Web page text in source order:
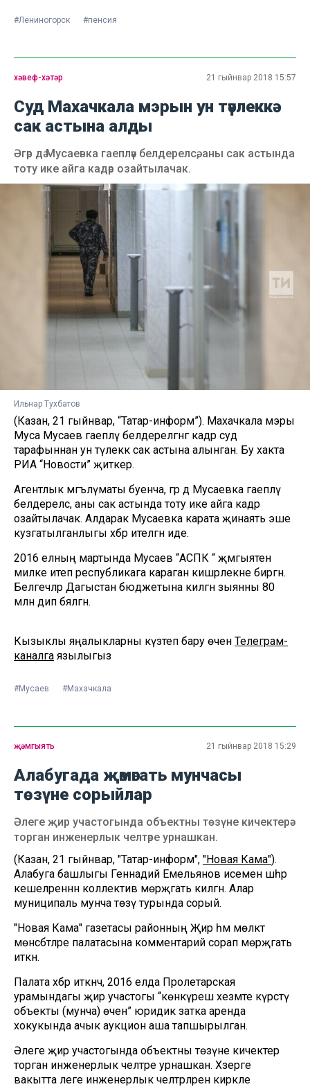
#Лениногорск #пенсия
хәвеф-хәтәр 21 гыйнвар 2018 15:57
Суд Махачкала мэрын ун тәүлеккә
сак астына алды
Әгәр дә Мусаевка гаепләү белдерелсә, аны сак астында
тоту ике айга кадәр озайтылачак.
Ильнар Тухбатов
(Казан, 21 гыйнвар, “Татар-информ”). Махачкала мэры
Муса Мусаев гаепләү белдерелгәнгә кадәр суд
тарафыннан ун тәүлеккә сак астына алынган. Бу хакта
РИА “Новости” җиткерә.
Агентлык мәгълүматы буенча, әгәр дә Мусаевка гаепләү
белдерелсә, аны сак астында тоту ике айга кадәр
озайтылачак. Алдарак Мусаевка карата җинаять эше
кузгатылганлыгы хәбәр ителгән иде.
2016 елның мартында Мусаев “АСПК “ җәмгыятенә
милке итеп республикага караган кишәрлекне биргән.
Белгечләр Дагыстан бюджетына килгән зыянны 80
млн дип бәяләгән.
Кызыклы яңалыкларны күзәтеп бару өчен Телеграм-
каналга язылыгыз
#Мусаев #Махачкала
җәмгыять 21 гыйнвар 2018 15:29
Алабугада җәмәгать мунчасы
төзүне сорыйлар
Әлеге җир участогында объектны төзүне кичектерә
торган инженерлык челтәре урнашкан.
(Казан, 21 гыйнвар, "Татар-информ", "Новая Кама").
Алабуга башлыгы Геннадий Емельянов исеменә шәһәр
кешеләреннән коллектив мөрәҗәгать килгән. Алар
муниципаль мунча төзү турында сорый.
"Новая Кама" газетасы районның Җир һәм мөлкәт
мөнәсәбәтләре палатасына комментарий сорап мөрәҗәгать
иткән.
Палата хәбәр иткәнчә, 2016 елда Пролетарская
урамындагы җир участогы “көнкүреш хезмәте күрсәтү
объекты (мунча) өчен” юридик затка аренда
хокукында ачык аукцион аша тапшырылган.
Әлеге җир участогында объектны төзүне кичектерә
торган инженерлык челтәре урнашкан. Хәзерге
вакытта әлеге инженерлык челтәрләрен кирәкле